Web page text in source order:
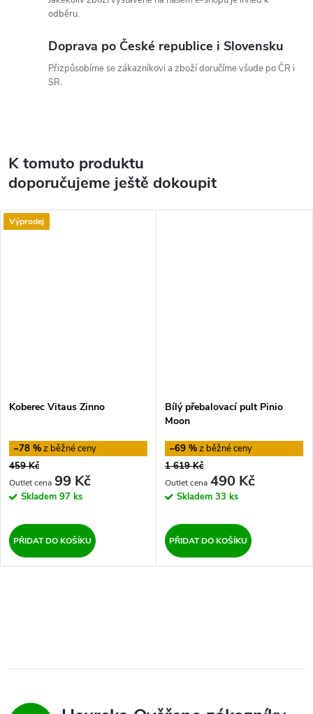
odběru.
Doprava po České republice i Slovensku
Přizpůsobíme se zákazníkovi a zboží doručíme všude po ČR i
SR.
K tomuto produktu
doporučujeme ještě dokoupit
Výprodej
Koberec Vitaus Zinno
–78 %
459 Kč
99 Kč
Skladem 97 ks
PŘIDAT DO KOŠÍKU
Bílý přebalovací pult Pinio
Moon
–69 %
1 619 Kč
490 Kč
Skladem 33 ks
PŘIDAT DO KOŠÍKU